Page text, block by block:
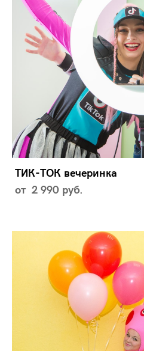
ТИК-ТОК вечеринка
от 2 990 pуб.